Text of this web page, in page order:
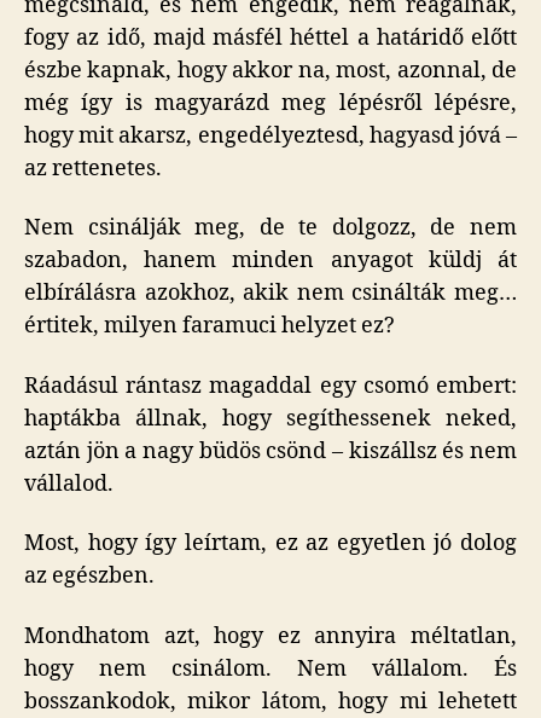
fogy az idő, majd másfél héttel a határidő előtt
észbe kapnak, hogy akkor na, most, azonnal, de
még így is magyarázd meg lépésről lépésre,
hogy mit akarsz, engedélyeztesd, hagyasd jóvá –
az rettenetes.
Nem csinálják meg, de te dolgozz, de nem
szabadon, hanem minden anyagot küldj át
elbírálásra azokhoz, akik nem csinálták meg…
értitek, milyen faramuci helyzet ez?
Ráadásul rántasz magaddal egy csomó embert:
haptákba állnak, hogy segíthessenek neked,
aztán jön a nagy büdös csönd – kiszállsz és nem
vállalod.
Most, hogy így leírtam, ez az egyetlen jó dolog
az egészben.
Mondhatom azt, hogy ez annyira méltatlan,
hogy nem csinálom. Nem vállalom. És
bosszankodok, mikor látom, hogy mi lehetett